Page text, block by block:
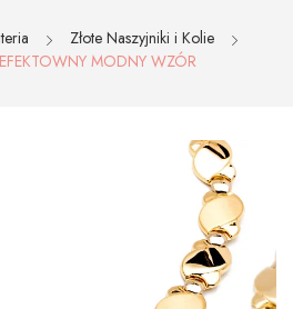
Złote Naszyjniki i Kolie
MODNY WZÓR